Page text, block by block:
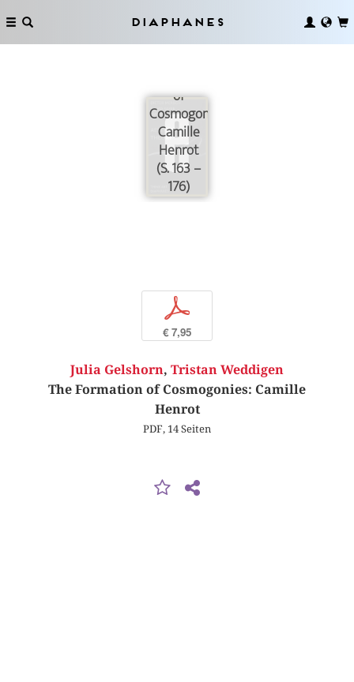
Diaphanes
of
Cosmogonies:
Camille
Henrot
(S. 163 –
176)
p
€ 7,95
Julia Gelshorn, Tristan Weddigen
The Formation of Cosmogonies: Camille
Henrot
PDF, 14 Seiten